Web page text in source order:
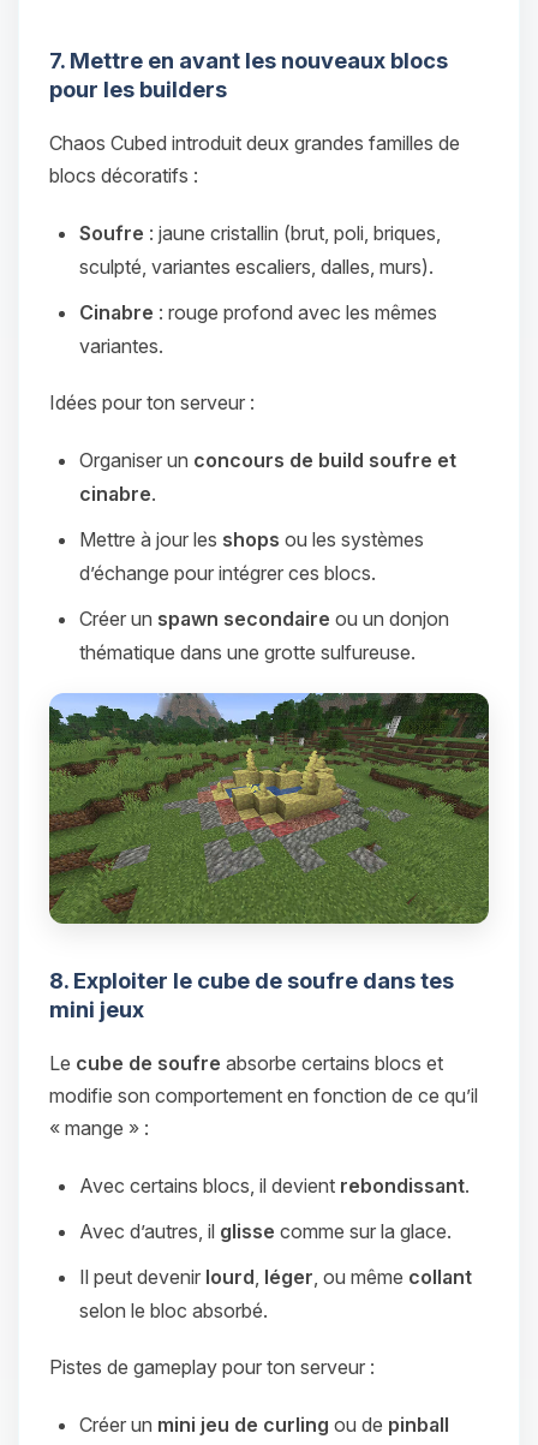
7. Mettre en avant les nouveaux blocs
pour les builders
Chaos Cubed introduit deux grandes familles de
blocs décoratifs :
Soufre : jaune cristallin (brut, poli, briques,
sculpté, variantes escaliers, dalles, murs).
Cinabre : rouge profond avec les mêmes
variantes.
Idées pour ton serveur :
Organiser un concours de build soufre et
cinabre.
Mettre à jour les shops ou les systèmes
d’échange pour intégrer ces blocs.
Créer un spawn secondaire ou un donjon
thématique dans une grotte sulfureuse.
8. Exploiter le cube de soufre dans tes
mini jeux
Le cube de soufre absorbe certains blocs et
modifie son comportement en fonction de ce qu’il
« mange » :
Avec certains blocs, il devient rebondissant.
Avec d’autres, il glisse comme sur la glace.
Il peut devenir lourd léger , ou même collant
selon le bloc absorbé.
Pistes de gameplay pour ton serveur :
Créer un mini jeu de curling ou de pinball